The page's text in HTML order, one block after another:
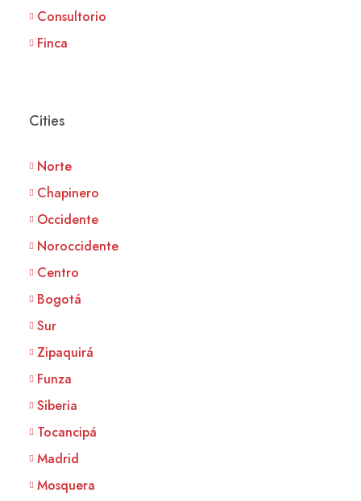
Consultorio
Finca
Cities
Norte
Chapinero
Occidente
Noroccidente
Centro
Bogotá
Sur
Zipaquirá
Funza
Siberia
Tocancipá
Madrid
Mosquera